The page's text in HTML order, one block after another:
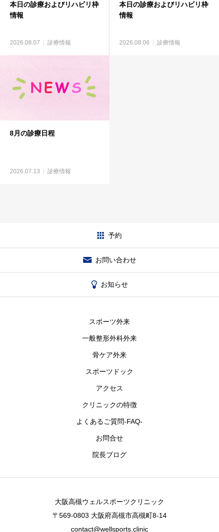
本日の診療およびリハビリ枠
情報
2026.08.07 診療情報
本日の診療およびリハビリ枠
情報
2026.08.06 診療情報
8月の診療日程
2026.07.13 診療情報
予約
お問い合わせ
お知らせ
スポーツ外来
一般整形外科外来
骨ケア外来
スポーツドック
アクセス
クリニックの特徴
よくあるご質問-FAQ-
お問合せ
院長ブログ
大阪高槻ウェルスポーツクリニック
〒569-0803 大阪府高槻市高槻町8-14
contact@wellsports.clinic